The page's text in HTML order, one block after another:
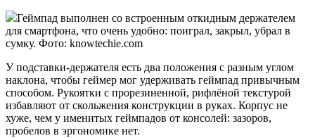
Геймпад выполнен со встроенным откидным держателем
для смартфона, что очень удобно: поиграл, закрыл, убрал в
сумку. Фото: knowtechie.com
У подставки-держателя есть два положения с разным углом
наклона, чтобы геймер мог удерживать геймпад привычным
способом. Рукоятки с прорезиненной, рифлёной текстурой
избавляют от скольжения конструкции в руках. Корпус не
хуже, чем у именитых геймпадов от консолей: зазоров,
пробелов в эргономике нет.